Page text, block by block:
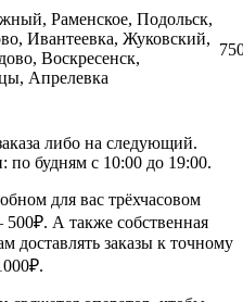
Раменское, Подольск,
Ивантеевка, Жуковский,
Воскресенск,
Апрелевка
либо на следующий.
по будням с 10:00 до 19:00.
для вас трёхчасовом
А также собственная
доставлять заказы к точному